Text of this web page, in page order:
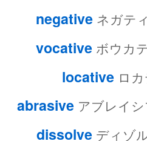
negative ネガテ
vocative ボウカ
locative ロ
abrasive アブレイ
dissolve ディゾ